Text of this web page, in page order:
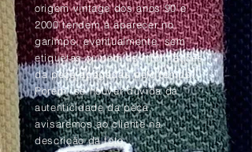
origem vintage dos anos 90 e
2000 tendem à aparecer no
garimpo, eventualmente, sem
etiquetas ou com as informações
da peça apagadas pelo tempo.
Porém, se houver dúvida da
autenticidade da peça,
avisaremos ao cliente na
descrição da foto.